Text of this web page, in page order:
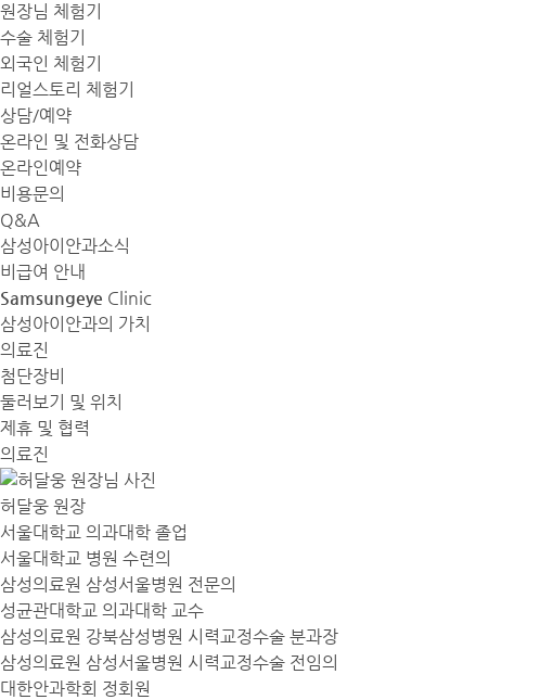
원장님 체험기
수술 체험기
외국인 체험기
리얼스토리 체험기
상담/예약
온라인 및 전화상담
온라인예약
비용문의
Q&A
삼성아이안과소식
비급여 안내
Samsungeye Clinic
삼성아이안과의 가치
의료진
첨단장비
둘러보기 및 위치
제휴 및 협력
의료진
허달웅 원장
서울대학교 의과대학 졸업
서울대학교 병원 수련의
삼성의료원 삼성서울병원 전문의
성균관대학교 의과대학 교수
삼성의료원 강북삼성병원 시력교정수술 분과장
삼성의료원 삼성서울병원 시력교정수술 전임의
대한안과학회 정회원